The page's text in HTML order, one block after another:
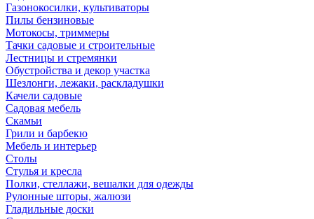
Газонокосилки, культиваторы
Пилы бензиновые
Мотокосы, триммеры
Тачки садовые и строительные
Лестницы и стремянки
Обустройства и декор участка
Шезлонги, лежаки, раскладушки
Качели садовые
Садовая мебель
Скамьи
Грили и барбекю
Мебель и интерьер
Столы
Стулья и кресла
Полки, стеллажи, вешалки для одежды
Рулонные шторы, жалюзи
Гладильные доски